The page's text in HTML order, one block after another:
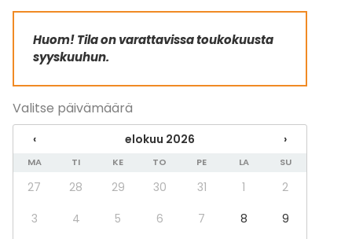
Juhlasali
Monitoimitila
Konserttisali
Halli
Maatila
Aktiviteetit
Ulkoilu
Lisätietoa aktiviteeteista
Suosittuja teemoja ovat mm. lavatanssit, Puimalan
Huom! Tila on varattavissa toukokuusta
syyskuuhun.
Valitse päivämäärä
‹ elokuu 2026 ›
MA TI KE TO PE LA SU
27 28 29 30 31 1
2
3
4 5 6 7 8
9